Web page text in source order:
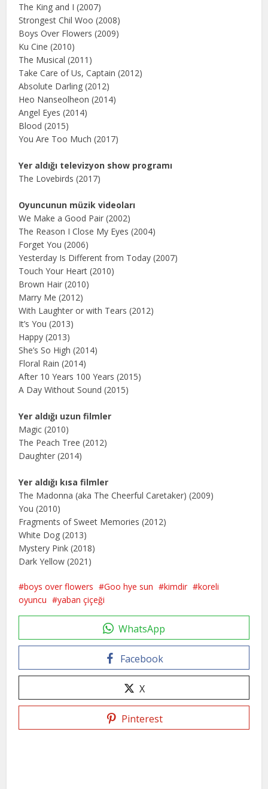
The King and I (2007)
Strongest Chil Woo (2008)
Boys Over Flowers (2009)
Ku Cine (2010)
The Musical (2011)
Take Care of Us, Captain (2012)
Absolute Darling (2012)
Heo Nanseolheon (2014)
Angel Eyes (2014)
Blood (2015)
You Are Too Much (2017)
Yer aldığı televizyon show programı
The Lovebirds (2017)
Oyuncunun müzik videoları
We Make a Good Pair (2002)
The Reason I Close My Eyes (2004)
Forget You (2006)
Yesterday Is Different from Today (2007)
Touch Your Heart (2010)
Brown Hair (2010)
Marry Me (2012)
With Laughter or with Tears (2012)
It’s You (2013)
Happy (2013)
She’s So High (2014)
Floral Rain (2014)
After 10 Years 100 Years (2015)
A Day Without Sound (2015)
Yer aldığı uzun filmler
Magic (2010)
The Peach Tree (2012)
Daughter (2014)
Yer aldığı kısa filmler
The Madonna (aka The Cheerful Caretaker) (2009)
You (2010)
Fragments of Sweet Memories (2012)
White Dog (2013)
Mystery Pink (2018)
Dark Yellow (2021)
boys over flowers Goo hye sun kimdir
koreli
oyuncu
yaban çiçeği
WhatsApp
Facebook
X
Pinterest